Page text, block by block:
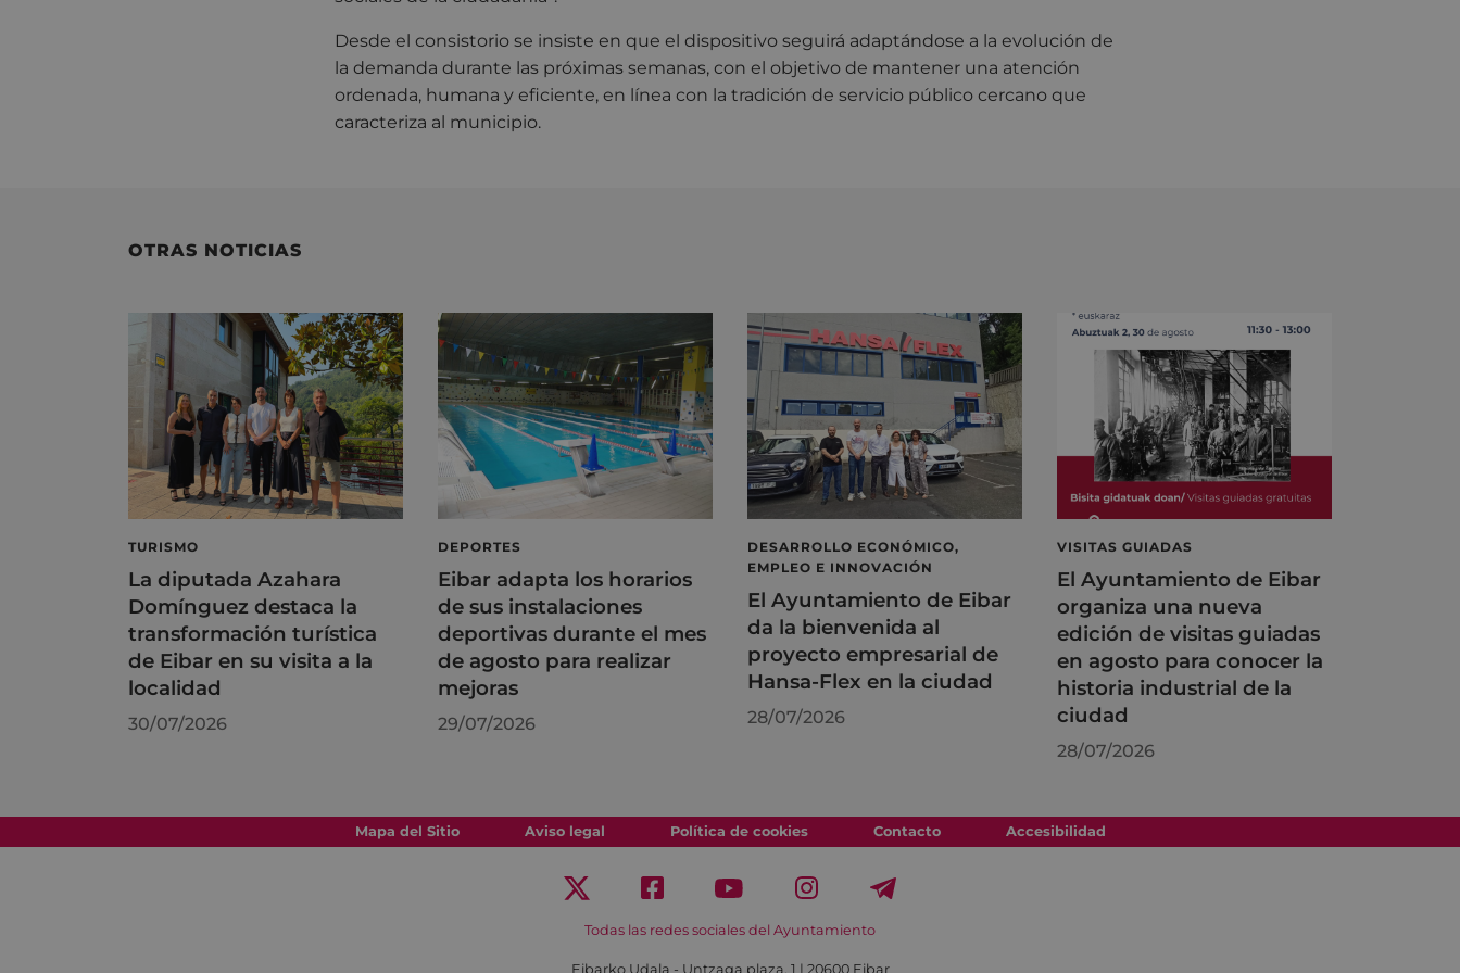
Desde el consistorio se insiste en que el dispositivo seguirá adaptándose a la evolución de
la demanda durante las próximas semanas, con el objetivo de mantener una atención
ordenada, humana y eficiente, en línea con la tradición de servicio público cercano que
caracteriza al municipio.
OTRAS NOTICIAS
TURISMO
La diputada Azahara
Domínguez destaca la
transformación turística
de Eibar en su visita a la
localidad
30/07/2026
DEPORTES
Eibar adapta los horarios
de sus instalaciones
deportivas durante el mes
de agosto para realizar
mejoras
29/07/2026
DESARROLLO ECONÓMICO,
EMPLEO E INNOVACIÓN
El Ayuntamiento de Eibar
da la bienvenida al
proyecto empresarial de
Hansa-Flex en la ciudad
28/07/2026
VISITAS GUIADAS
El Ayuntamiento de Eibar
organiza una nueva
edición de visitas guiadas
en agosto para conocer la
historia industrial de la
ciudad
28/07/2026
Mapa del Sitio Aviso legal Política de cookies Contacto Accesibilidad
Todas las redes sociales del Ayuntamiento
Eibarko Udala - Untzaga plaza, 1 | 20600 Eibar